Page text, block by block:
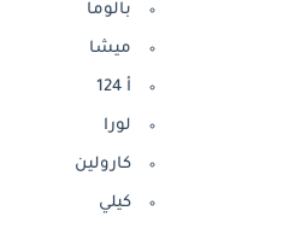
بالوما
ميشا
أ 124
لورا
كارولين
كيلي